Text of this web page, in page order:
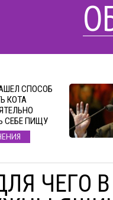
СПОСОБ
КОТА
СЕБЕ ПИЩУ
ЧЕГО